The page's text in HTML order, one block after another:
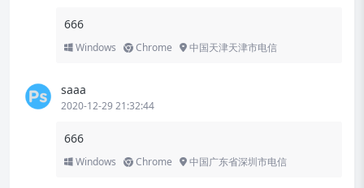
666
Windows Chrome 中国天津天津市电信
saaa
2020-12-29 21:32:44
666
Windows Chrome 中国广东省深圳市电信